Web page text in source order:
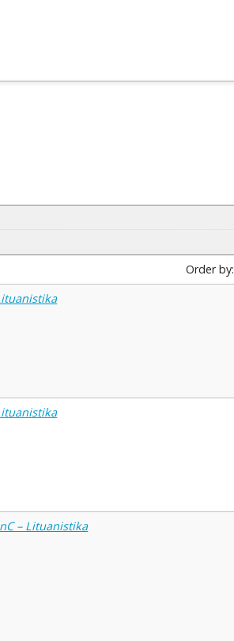
Order by:
– Lituanistika